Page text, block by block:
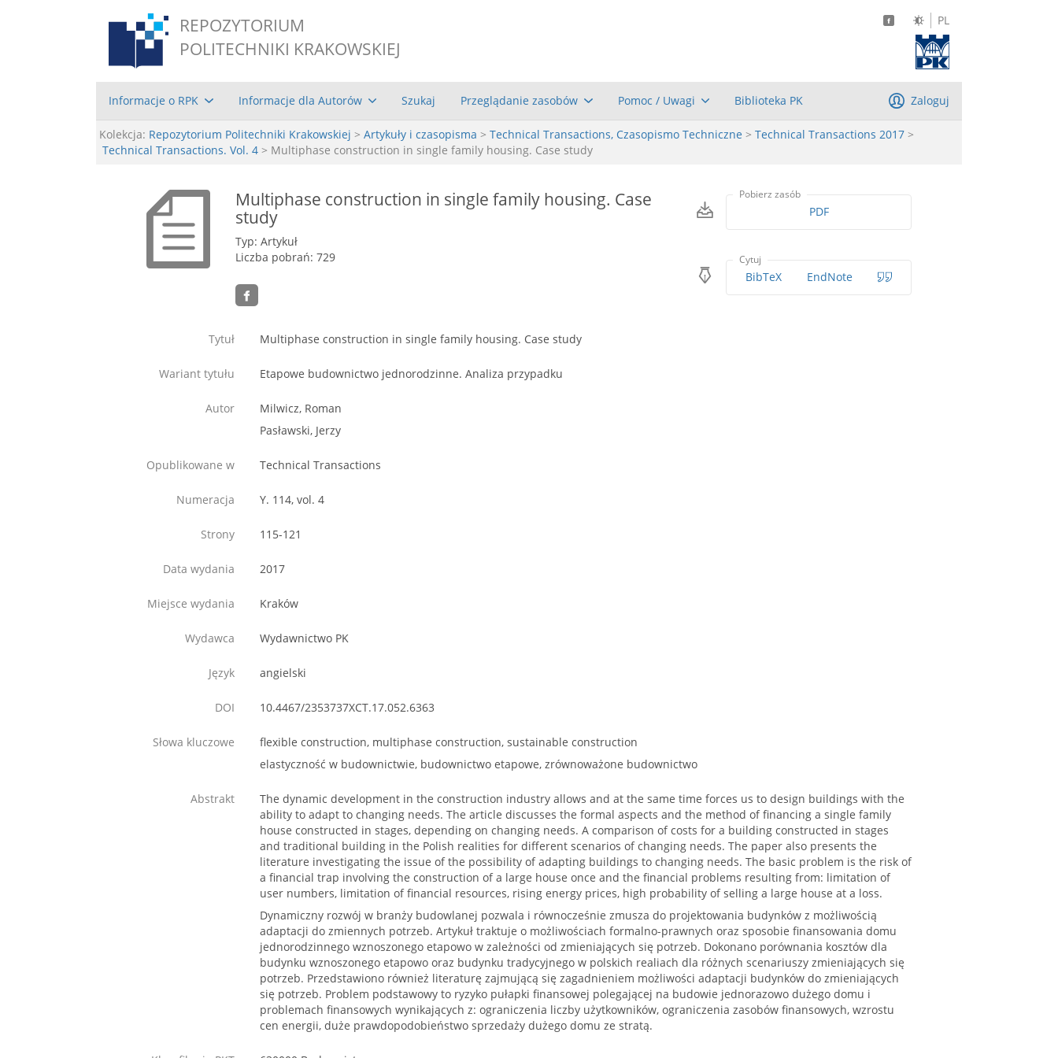
REPOZYTORIUM
POLITECHNIKI KRAKOWSKIEJ
PL
Informacje o RPK Informacje dla Autorów Szukaj Przeglądanie zasobów Pomoc / Uwagi Biblioteka PK Zaloguj
Kolekcja: Repozytorium Politechniki Krakowskiej > Artykuły i czasopisma > Technical Transactions, Czasopismo Techniczne > Technical Transactions 2017 >
Technical Transactions. Vol. 4 > Multiphase construction in single family housing. Case study
Multiphase construction in single family housing. Case
study
Typ: Artykuł
Liczba pobrań: 729
Pobierz zasób
PDF
Cytuj
BibTeX EndNote
Tytuł Multiphase construction in single family housing. Case study
Wariant tytułu Etapowe budownictwo jednorodzinne. Analiza przypadku
Autor
Milwicz, Roman
Pasławski, Jerzy
Opublikowane w Technical Transactions
Numeracja Y. 114, vol. 4
Strony 115-121
Data wydania 2017
Miejsce wydania Kraków
Wydawca Wydawnictwo PK
Język angielski
DOI 10.4467/2353737XCT.17.052.6363
Słowa kluczowe
flexible construction, multiphase construction, sustainable construction
elastyczność w budownictwie, budownictwo etapowe, zrównoważone budownictwo
Abstrakt
The dynamic development in the construction industry allows and at the same time forces us to design buildings with the
ability to adapt to changing needs. The article discusses the formal aspects and the method of financing a single family
house constructed in stages, depending on changing needs. A comparison of costs for a building constructed in stages
and traditional building in the Polish realities for different scenarios of changing needs. The paper also presents the
literature investigating the issue of the possibility of adapting buildings to changing needs. The basic problem is the risk of
a financial trap involving the construction of a large house once and the financial problems resulting from: limitation of
user numbers, limitation of financial resources, rising energy prices, high probability of selling a large house at a loss.
Dynamiczny rozwój w branży budowlanej pozwala i równocześnie zmusza do projektowania budynków z możliwością
adaptacji do zmiennych potrzeb. Artykuł traktuje o możliwościach formalno-prawnych oraz sposobie finansowania domu
jednorodzinnego wznoszonego etapowo w zależności od zmieniających się potrzeb. Dokonano porównania kosztów dla
budynku wznoszonego etapowo oraz budynku tradycyjnego w polskich realiach dla różnych scenariuszy zmieniających się
potrzeb. Przedstawiono również literaturę zajmującą się zagadnieniem możliwości adaptacji budynków do zmieniających
się potrzeb. Problem podstawowy to ryzyko pułapki finansowej polegającej na budowie jednorazowo dużego domu i
problemach finansowych wynikających z: ograniczenia liczby użytkowników, ograniczenia zasobów finansowych, wzrostu
cen energii, duże prawdopodobieństwo sprzedaży dużego domu ze stratą.